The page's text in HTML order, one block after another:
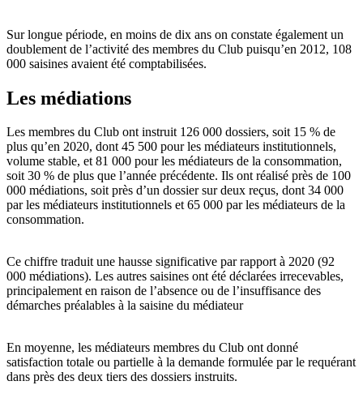
Sur longue période, en moins de dix ans on constate également un
doublement de l’activité des membres du Club puisqu’en 2012, 108
000 saisines avaient été comptabilisées.
Les médiations
Les membres du Club ont instruit 126 000 dossiers, soit 15 % de
plus qu’en 2020, dont 45 500 pour les médiateurs institutionnels,
volume stable, et 81 000 pour les médiateurs de la consommation,
soit 30 % de plus que l’année précédente. Ils ont réalisé près de 100
000 médiations, soit près d’un dossier sur deux reçus, dont 34 000
par les médiateurs institutionnels et 65 000 par les médiateurs de la
consommation.
Ce chiffre traduit une hausse significative par rapport à 2020 (92
000 médiations). Les autres saisines ont été déclarées irrecevables,
principalement en raison de l’absence ou de l’insuffisance des
démarches préalables à la saisine du médiateur
En moyenne, les médiateurs membres du Club ont donné
satisfaction totale ou partielle à la demande formulée par le requérant
dans près des deux tiers des dossiers instruits.